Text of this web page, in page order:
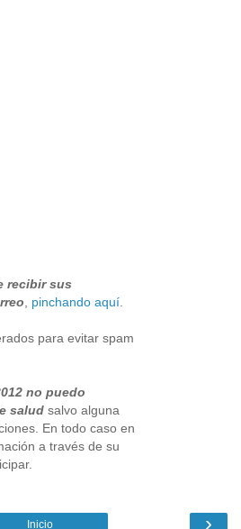
recibir sus
pinchando aquí
para evitar spam
no puedo
salud salvo alguna
En todo caso en
a través de su
›
Inicio